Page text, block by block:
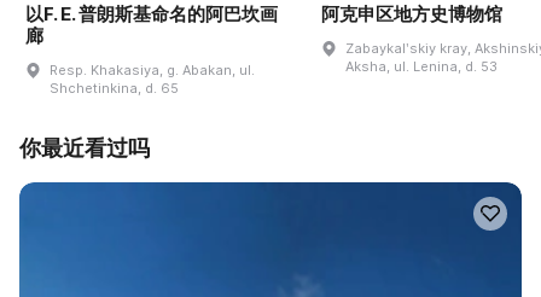
以F. E. 普朗斯基命名的阿巴坎画
廊
Resp. Khakasiya, g. Abakan, ul.
Shchetinkina, d. 65
阿克申区地方史博物馆
Zabaykalʹskiy kray,
Aksha, ul. Lenina, d. 53
你最近看过吗